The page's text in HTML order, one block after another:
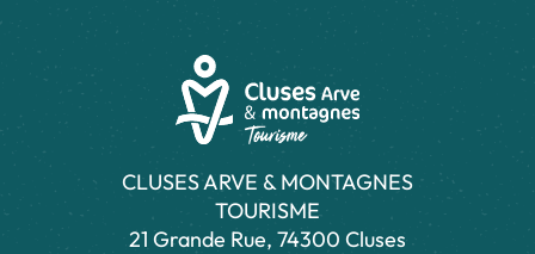
CLUSES ARVE & MONTAGNES
TOURISME
21 Grande Rue, 74300 Cluses